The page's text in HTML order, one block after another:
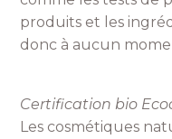
produits et les
donc à aucun
Certification bio
Les cosmétiques